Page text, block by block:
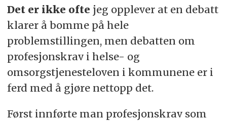
Det er ikke ofte jeg opplever at en debatt
klarer å bomme på hele
problemstillingen, men debatten om
profesjonskrav i helse- og
omsorgstjenesteloven i kommunene er i
ferd med å gjøre nettopp det.
Først innførte man profesjonskrav som